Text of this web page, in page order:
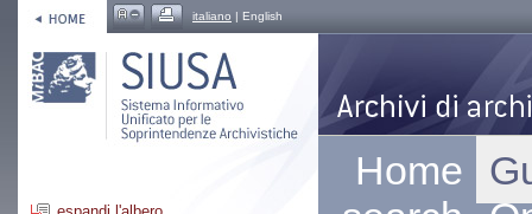
italiano | English
Home